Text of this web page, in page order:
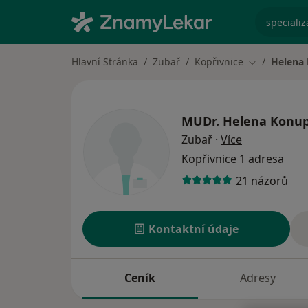
Hlavní Stránka Zubař Kopřivnice ZměnaHelena
MUDr. Helena
Zubař · Více
Kopřivnice 1 adresa
21 názorů
Kontaktní údaje
Ceník Adresy